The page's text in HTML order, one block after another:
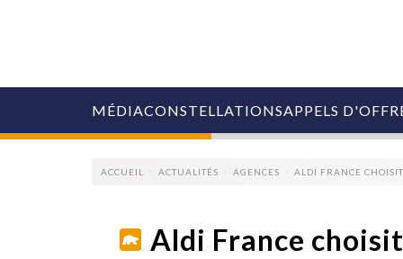
MÉDIACONSTELLATIONSAPPELS
ACCUEIL ACTUALITÉS AGENCES ALDI FRANCE
Aldi France